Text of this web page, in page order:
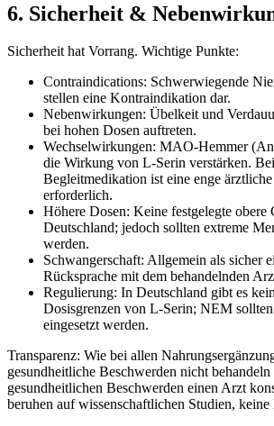
6. Sicherheit &
Sicherheit hat Vorrang. Wichtige Punkte:
Contraindications: Schwerwiegende
stellen eine Kontraindikation dar.
Nebenwirkungen: Übelkeit und
bei hohen Dosen auftreten.
Wechselwirkungen: MAO-Hemmer
die Wirkung von L-Serin verstärken.
Begleitmedikation ist eine enge
erforderlich.
Höhere Dosen: Keine festgelegte
Deutschland; jedoch sollten extreme
werden.
Schwangerschaft: Allgemein als sicher
Rücksprache mit dem behandelnden
Regulierung: In Deutschland gibt es
Dosisgrenzen von L-Serin; NEM
eingesetzt werden.
Transparenz: Wie bei allen
gesundheitliche Beschwerden nicht
gesundheitlichen Beschwerden einen Arzt
beruhen auf wissenschaftlichen Studien,